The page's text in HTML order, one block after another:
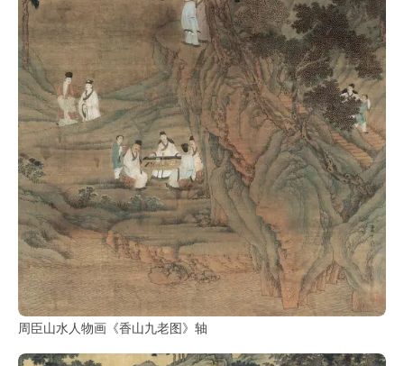
周臣山水人物画《香山九老图》轴
/
Ancient
Works
经
部
史
部
子
部
集
部